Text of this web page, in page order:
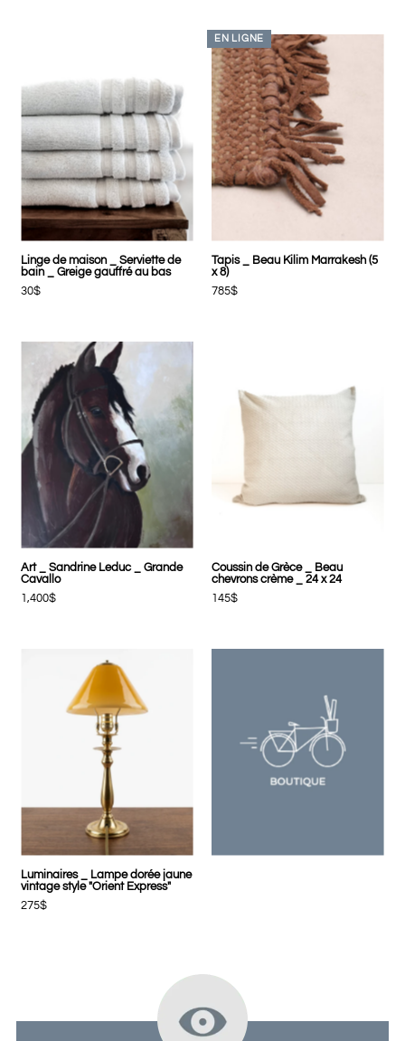
Linge de maison _ Serviette de
bain _ Greige gauffré au bas
30$
EN LIGNE
Tapis _ Beau Kilim Marrakesh (5
x 8)
785$
Art _ Sandrine Leduc _ Grande
Cavallo
1,400$
Coussin de Grèce _ Beau
chevrons crème _ 24 x 24
145$
Luminaires _ Lampe dorée jaune
vintage style "Orient Express"
275$